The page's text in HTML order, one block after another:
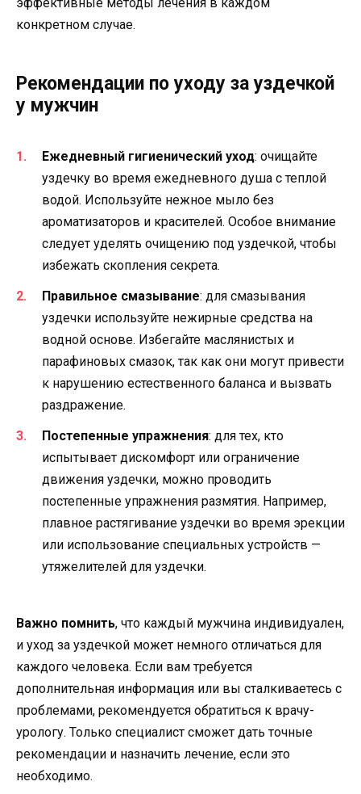
эффективные методы лечения в каждом
конкретном случае.
Рекомендации по уходу за уздечкой
у мужчин
Ежедневный гигиенический уход: очищайте
уздечку во время ежедневного душа с теплой
водой. Используйте нежное мыло без
ароматизаторов и красителей. Особое внимание
следует уделять очищению под уздечкой, чтобы
избежать скопления секрета.
Правильное смазывание: для смазывания
уздечки используйте нежирные средства на
водной основе. Избегайте маслянистых и
парафиновых смазок, так как они могут привести
к нарушению естественного баланса и вызвать
раздражение.
Постепенные упражнения: для тех, кто
испытывает дискомфорт или ограничение
движения уздечки, можно проводить
постепенные упражнения размятия. Например,
плавное растягивание уздечки во время эрекции
или использование специальных устройств —
утяжелителей для уздечки.
Важно помнить, что каждый мужчина индивидуален,
и уход за уздечкой может немного отличаться для
каждого человека. Если вам требуется
дополнительная информация или вы сталкиваетесь с
проблемами, рекомендуется обратиться к врачу-
урологу. Только специалист сможет дать точные
рекомендации и назначить лечение, если это
необходимо.